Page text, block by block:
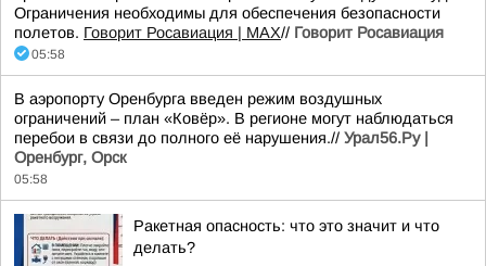
Ограничения необходимы для обеспечения безопасности
полетов. Говорит Росавиация | MAX// Говорит Росавиация
05:58
В аэропорту Оренбурга введен режим воздушных
ограничений – план «Ковёр». В регионе могут наблюдаться
перебои в связи до полного её нарушения.// Урал56.Ру |
Оренбург, Орск
05:58
Ракетная опасность: что это значит и что
делать?